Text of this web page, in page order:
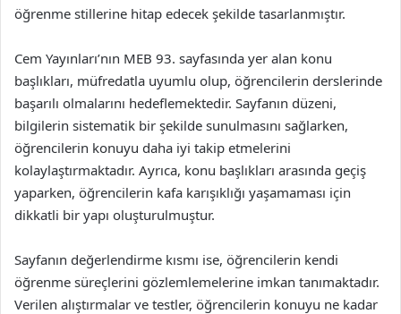
öğrenme stillerine hitap edecek şekilde tasarlanmıştır.
Cem Yayınları’nın MEB 93. sayfasında yer alan konu
başlıkları, müfredatla uyumlu olup, öğrencilerin derslerinde
başarılı olmalarını hedeflemektedir. Sayfanın düzeni,
bilgilerin sistematik bir şekilde sunulmasını sağlarken,
öğrencilerin konuyu daha iyi takip etmelerini
kolaylaştırmaktadır. Ayrıca, konu başlıkları arasında geçiş
yaparken, öğrencilerin kafa karışıklığı yaşamaması için
dikkatli bir yapı oluşturulmuştur.
Sayfanın değerlendirme kısmı ise, öğrencilerin kendi
öğrenme süreçlerini gözlemlemelerine imkan tanımaktadır.
Verilen alıştırmalar ve testler, öğrencilerin konuyu ne kadar